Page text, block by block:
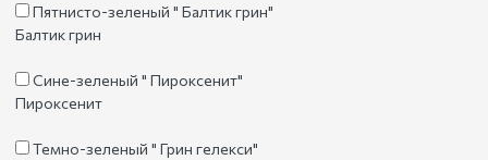
Пятнисто-зеленый " Балтик грин"
Балтик грин
Сине-зеленый " Пироксенит"
Пироксенит
Темно-зеленый " Грин гелекси"